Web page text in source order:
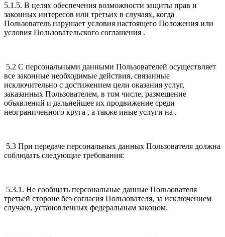
5.1.5. В целях обеспечения возможности защиты прав и
законных интересов или третьих в случаях, когда
Пользователь нарушает условия настоящего Положения или
условия Пользовательского соглашения .
5.2 С персональными данными Пользователей осуществляет
все законные необходимые действия, связанные
исключительно с достижением цели оказания услуг,
заказанных Пользователем, в том числе, размещение
объявлений и дальнейшее их продвижение среди
неограниченного круга , а также иные услуги на .
5.3 При передаче персональных данных Пользователя должна
соблюдать следующие требования:
5.3.1. Не сообщать персональные данные Пользователя
третьей стороне без согласия Пользователя, за исключением
случаев, установленных федеральным законом.